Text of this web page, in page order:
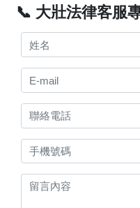
📞 大壯法律客服